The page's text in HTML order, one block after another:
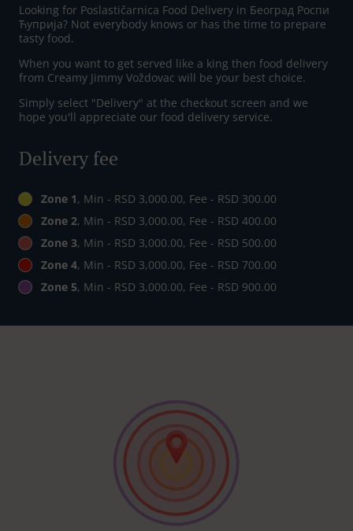
Looking for Poslastičarnica Food Delivery in Београд Роспи
Ћуприја? Not everybody knows or has the time to prepare
tasty food.
When you want to get served like a king then food delivery
from Creamy Jimmy Voždovac will be your best choice.
Simply select "Delivery" at the checkout screen and we
hope you'll appreciate our food delivery service.
Delivery fee
Zone 1, Min - RSD 3,000.00, Fee - RSD 300.00
Zone 2, Min - RSD 3,000.00, Fee - RSD 400.00
Zone 3, Min - RSD 3,000.00, Fee - RSD 500.00
Zone 4, Min - RSD 3,000.00, Fee - RSD 700.00
Zone 5, Min - RSD 3,000.00, Fee - RSD 900.00